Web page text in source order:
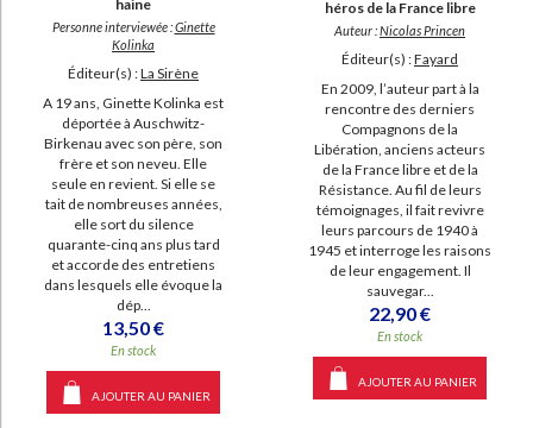
haine
Personne interviewée :Ginette
Kolinka
Éditeur(s) :La Sirène
A 19 ans, Ginette Kolinka est
déportée à Auschwitz-
Birkenau avec son père, son
frère et son neveu. Elle
seule en revient. Si elle se
tait de nombreuses années,
elle sort du silence
quarante-cinq ans plus tard
et accorde des entretiens
dans lesquels elle évoque la
dép...
13,50 €
En stock
AJOUTER AU PANIER
héros de la France libre
Auteur :Nicolas Princen
Éditeur(s) :Fayard
En 2009, l’auteur part à la
rencontre des derniers
Compagnons de la
Libération, anciens acteurs
de la France libre et de la
Résistance. Au fil de leurs
témoignages, il fait revivre
leurs parcours de 1940 à
1945 et interroge les raisons
de leur engagement. Il
sauvegar...
22,90 €
En stock
AJOUTER AU PANIER